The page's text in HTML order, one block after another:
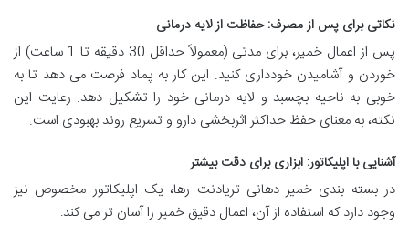
نکاتی برای پس از مصرف: حفاظت از لایه درمانی
پس از اعمال خمیر، برای مدتی (معمولاً حداقل 30 دقیقه تا 1 ساعت) از
خوردن و آشامیدن خودداری کنید. این کار به پماد فرصت می دهد تا به
خوبی به ناحیه بچسبد و لایه درمانی خود را تشکیل دهد. رعایت این
نکته، به معنای حفظ حداکثر اثربخشی دارو و تسریع روند بهبودی است.
آشنایی با اپلیکاتور: ابزاری برای دقت بیشتر
در بسته بندی خمیر دهانی تریادنت رها، یک اپلیکاتور مخصوص نیز
وجود دارد که استفاده از آن، اعمال دقیق خمیر را آسان تر می کند: